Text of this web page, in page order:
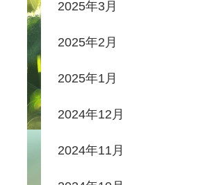
2025年3月
2025年2月
2025年1月
2024年12月
2024年11月